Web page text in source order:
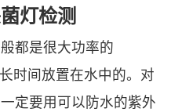
灯检测
都是很大功率的
时间放置在水中的。对
定要用可以防水的紫外